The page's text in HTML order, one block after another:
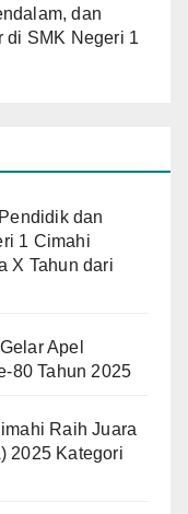
dan
di SMK Negeri 1
Pendidik dan
1 Cimahi
X Tahun dari
Apel
80 Tahun 2025
Raih Juara
2025 Kategori